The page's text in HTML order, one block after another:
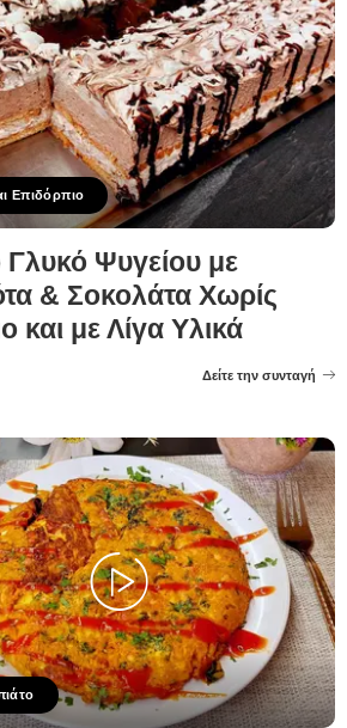
Επιδόρπιο
Ψυγείου με
& Σοκολάτα Χωρίς
και με Λίγα Υλικά
Δείτε την συνταγή